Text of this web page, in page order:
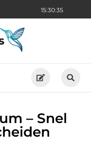
15:30:36
– Snel